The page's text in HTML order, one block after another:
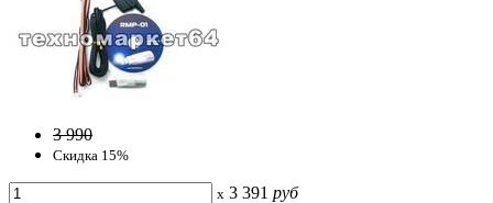
3 990
Скидка 15%
x 3 391 руб